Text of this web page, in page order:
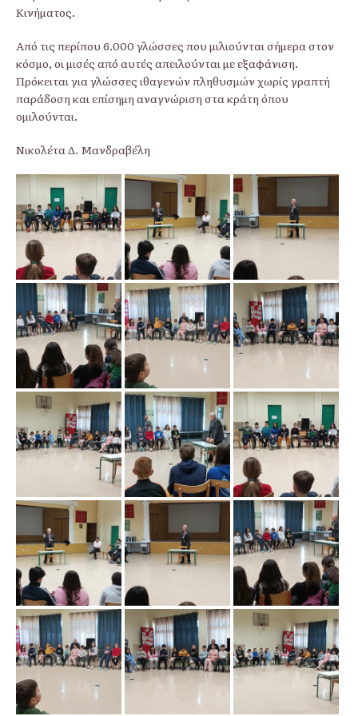
Κινήματος.
Από τις περίπου 6.000 γλώσσες που μιλιούνται σήμερα στον
κόσμο, οι μισές από αυτές απειλούνται με εξαφάνιση.
Πρόκειται για γλώσσες ιθαγενών πληθυσμών χωρίς γραπτή
παράδοση και επίσημη αναγνώριση στα κράτη όπου
ομιλούνται.
Νικολέτα Δ. Μανδραβέλη